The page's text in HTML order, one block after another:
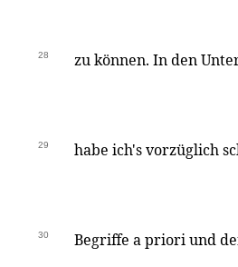
28 zu können. In den
29 habe ich's vorzüglich
30 Begriffe a priori und